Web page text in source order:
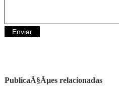
PublicaÃ§Ãµes relacionadas